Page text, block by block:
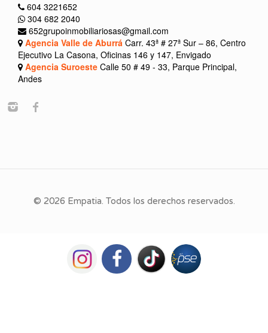
604 3221652
304 682 2040
652grupoinmobiliariosas@gmail.com
Agencia Valle de Aburrá Carr. 43ª # 27ª Sur – 86, Centro
Ejecutivo La Casona, Oficinas 146 y 147, Envigado
Agencia Suroeste Calle 50 # 49 - 33, Parque Principal,
Andes
© 2026 Empatia. Todos los derechos reservados.